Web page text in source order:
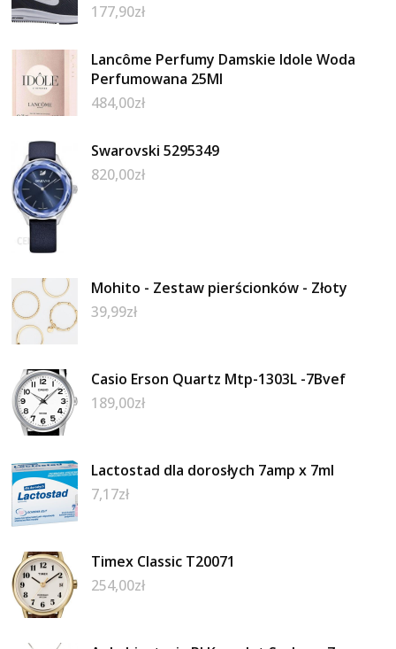
177,90zł
Lancôme Perfumy Damskie Idole Woda
Perfumowana 25Ml
484,00zł
Swarovski 5295349
820,00zł
Mohito - Zestaw pierścionków - Złoty
39,99zł
Casio Erson Quartz Mtp-1303L -7Bvef
189,00zł
Lactostad dla dorosłych 7amp x 7ml
7,17zł
Timex Classic T20071
254,00zł